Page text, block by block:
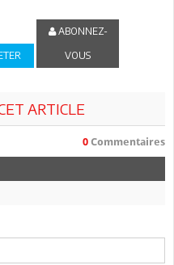
ABONNEZ-
VOUS
ARTICLE
0 Commentaires